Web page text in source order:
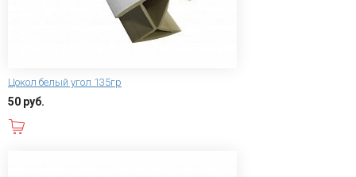
Цокол белый угол 135гр
50 руб.